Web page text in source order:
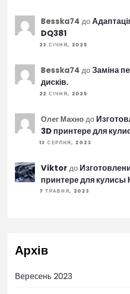
Besska74 до
DQ381
23 СІЧНЯ, 2025
Besska74 доЗаміна
дисків.
22 СІЧНЯ, 2025
Олег Махнодо
3D принтере для
13 СЕРПНЯ, 2023
Viktorдо
принтере для кулисы
7 ТРАВНЯ, 2023
Архів
Вересень 2023